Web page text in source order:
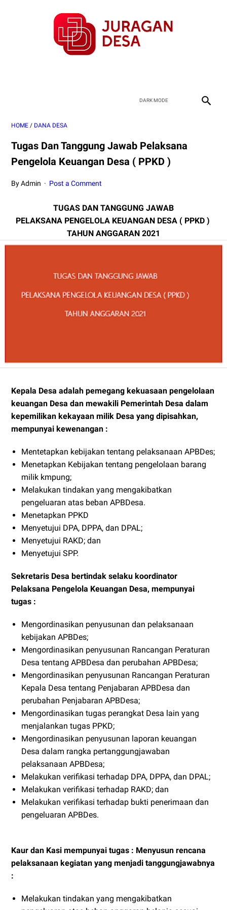
HOME / DANA DESA
Tugas Dan Tanggung Jawab Pelaksana
Pengelola Keuangan Desa ( PPKD )
By Admin Post a Comment
TUGAS DAN TANGGUNG JAWAB
PELAKSANA PENGELOLA KEUANGAN DESA ( PPKD )
TAHUN ANGGARAN 2021
Kepala Desa adalah pemegang kekuasaan pengelolaan
keuangan Desa dan mewakili Pemerintah Desa dalam
kepemilikan kekayaan milik Desa yang dipisahkan,
mempunyai kewenangan :
Mentetapkan kebijakan tentang pelaksanaan APBDes;
Menetapkan Kebijakan tentang pengelolaan barang
milik kmpung;
Melakukan tindakan yang mengakibatkan
pengeluaran atas beban APBDesa.
Menetapkan PPKD
Menyetujui DPA, DPPA, dan DPAL;
Menyetujui RAKD; dan
Menyetujui SPP.
Sekretaris Desa bertindak selaku koordinator
Pelaksana Pengelola Keuangan Desa, mempunyai
tugas :
Mengordinasikan penyusunan dan pelaksanaan
kebijakan APBDes;
Mengordinasikan penyusunan Rancangan Peraturan
Desa tentang APBDesa dan perubahan APBDesa;
Mengordinasikan penyusunan Rancangan Peraturan
Kepala Desa tentang Penjabaran APBDesa dan
perubahan Penjabaran APBDesa;
Mengordinasikan tugas perangkat Desa lain yang
menjalankan tugas PPKD;
Mengordinasikan penyusunan laporan keuangan
Desa dalam rangka pertanggungjawaban
pelaksanaan APBDesa;
Melakukan verifikasi terhadap DPA, DPPA, dan DPAL;
Melakukan verifikasi terhadap RAKD; dan
Melakukan verifikasi terhadap bukti penerimaan dan
pengeluaran APBDes.
Kaur dan Kasi mempunyai tugas : Menyusun rencana
pelaksanaan kegiatan yang menjadi tanggungjawabnya
:
Melakukan tindakan yang mengakibatkan